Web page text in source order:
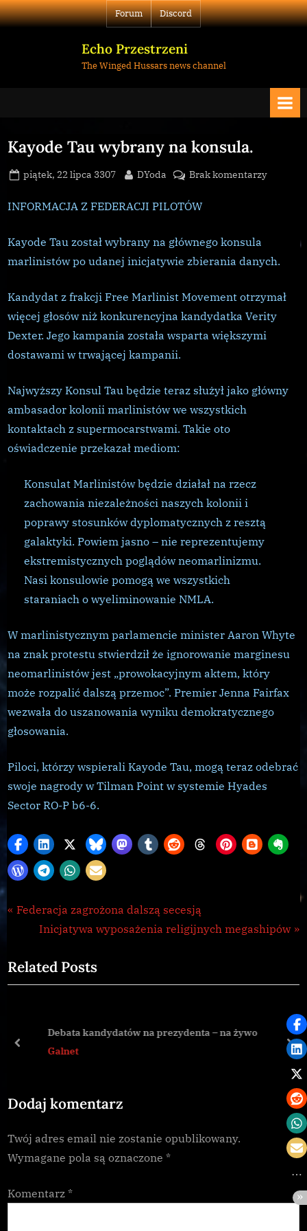
Skip
to
Forum Discord
Echo Przestrzeni
The Winged Hussars news channel
Kayode Tau wybrany na konsula.
Posted
piątek, 22 lipca 3307 By
DYoda Brak komentarzydo
INFORMACJA Z FEDERACJI PILOTÓW
Kayode Tau został wybrany na głównego konsula
marlinistów po udanej inicjatywie zbierania danych.
Kandydat z frakcji Free Marlinist Movement otrzymał
więcej głosów niż konkurencyjna kandydatka Verity
Dexter. Jego kampania została wsparta większymi
dostawami w trwającej kampanii.
Najwyższy Konsul Tau będzie teraz służył jako główny
ambasador kolonii marlinistów we wszystkich
kontaktach z supermocarstwami. Takie oto
oświadczenie przekazał mediom:
Konsulat Marlinistów będzie działał na rzecz
zachowania niezależności naszych kolonii i
poprawy stosunków dyplomatycznych z resztą
galaktyki. Powiem jasno – nie reprezentujemy
ekstremistycznych poglądów neomarlinizmu.
Nasi konsulowie pomogą we wszystkich
staraniach o wyeliminowanie NMLA.
W marlinistycznym parlamencie minister Aaron Whyte
na znak protestu stwierdził że ignorowanie marginesu
neomarlinistów jest „prowokacyjnym aktem, który
może rozpalić dalszą przemoc”. Premier Jenna Fairfax
wezwała do uszanowania wyniku demokratycznego
głosowania.
Piloci, którzy wspierali Kayode Tau, mogą teraz odebrać
swoje nagrody w Tilman Point w systemie Hyades
Sector RO-P b6-6.
Galnet
Nawigacja
wpisu
P
v
i
s
s
:
Federacja zagrożona dalszą secesją
N
x
t
Inicjatywa wyposażenia religijnych megashipów
Related Posts
Debata kandydatów na prezydenta – na żywo
Galnet
prev
Dodaj komentarz
Twój adres email nie zostanie opublikowany.
Wymagane pola są oznaczone *
Komentarz *